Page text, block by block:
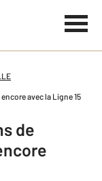
avec la Ligne 15
de